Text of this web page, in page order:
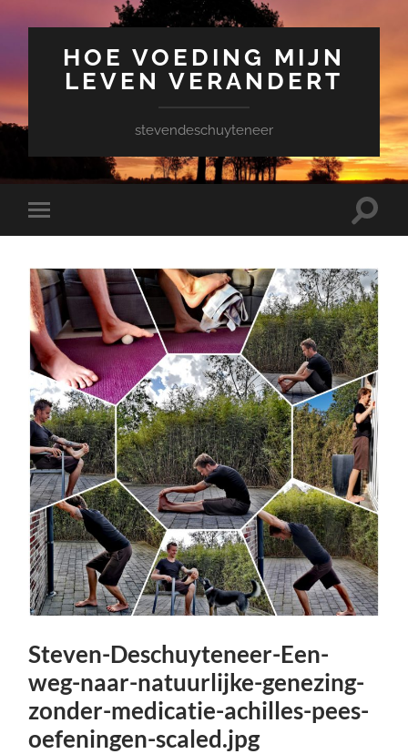
HOE VOEDING MIJN
LEVEN VERANDERT
stevendeschuyteneer
Toggle
mobiel
Toggle
Steven-Deschuyteneer-Een-
weg-naar-natuurlijke-genezing-
zonder-medicatie-achilles-pees-
oefeningen-scaled.jpg